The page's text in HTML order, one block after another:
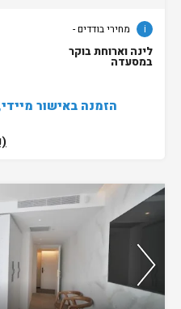
i מחירי בודדים -
לינה וארוחת בוקר
במסעדה
הזמנה באישור
נותרו 5 חדרים אחרונים בממשק!